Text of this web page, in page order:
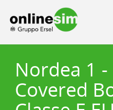
Nordea 1
Covered